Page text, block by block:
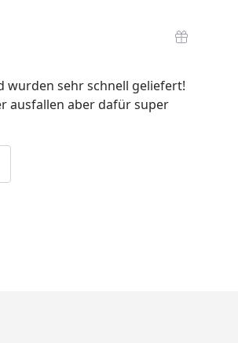
wurden sehr schnell geliefert!
ausfallen aber dafür super